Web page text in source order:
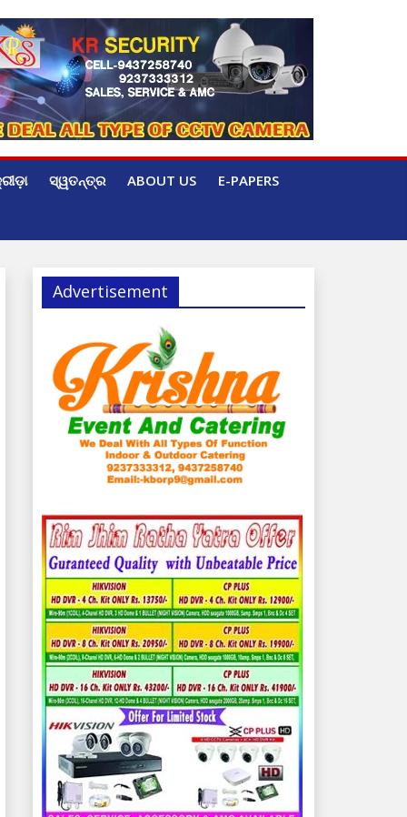
ସ୍ୱତନ୍ତ୍ର ABOUT US E-PAPERS
Advertisement